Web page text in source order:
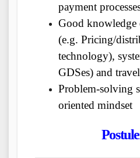
payment
Good knowledge
(e.g. Pricing/
technology),
GDSes) and
Problem-solving
oriented mindset